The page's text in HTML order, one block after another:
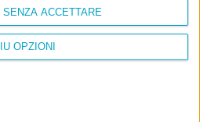
OPZIONI
SENZA ACCETTARE